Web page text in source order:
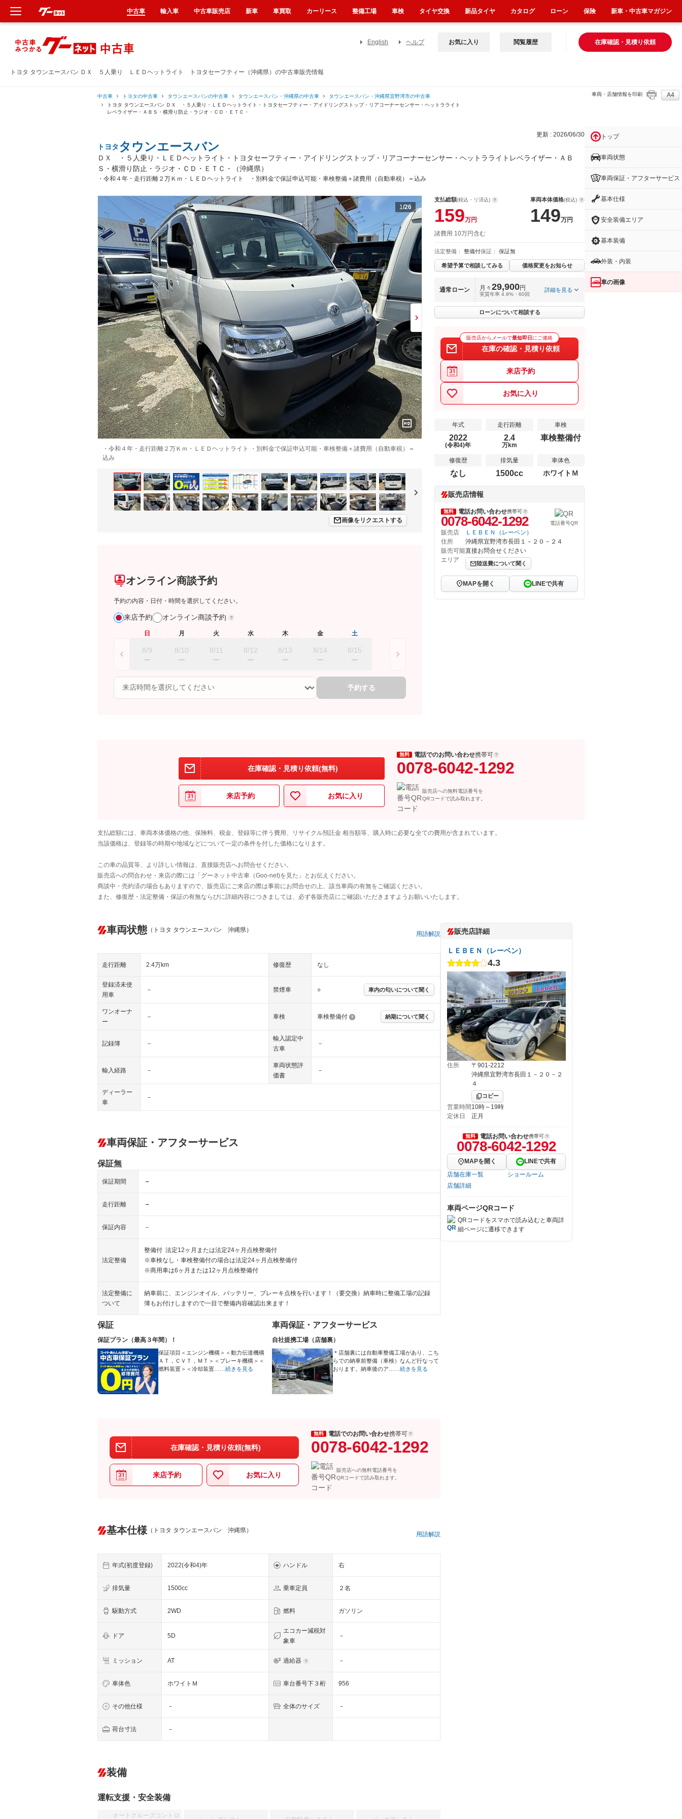
トヨタ タウンエースバン ＤＸ ５人乗り ＬＥＤヘットライト トヨタセーフティー（沖縄県）の中古車販売情報
English ヘルプ 在庫確認・見積り依頼
お気に入り 閲覧履歴
中古車 トヨタの中古車 タウンエースバンの中古車 タウンエースバン・沖縄県の中古車
タウンエースバン・沖縄県宜野湾市の中古車
トヨタ タウンエースバン ＤＸ ・５人乗り・ＬＥＤヘットライト・トヨタセーフティー・アイドリングストップ・リアコーナーセンサー・ヘットラライト
レベライザー・ＡＢＳ・横滑り防止・ラジオ・ＣＤ・ＥＴＣ・
車両・店舗情報を印刷 A4
更新 : 2026/06/30
トヨタ タウンエースバン
ＤＸ ・５人乗り・ＬＥＤヘットライト・トヨタセーフティー・アイドリングストップ・リアコーナーセンサー・ヘットラライトレベライザー・ＡＢ
Ｓ・横滑り防止・ラジオ・ＣＤ・ＥＴＣ・（沖縄県）
・令和４年・走行距離２万Ｋｍ・ＬＥＤヘットライト ・別料金で保証申込可能・車検整備＋諸費用（自動車税）＝込み
1/26
・令和４年・走行距離２万Ｋｍ・ＬＥＤヘットライト ・別料金で保証申込可能・車検整備＋諸費用（自動車税）＝
込み
画像をリクエストする
オンライン商談予約
予約の内容・日付・時間を選択してください。
来店予約 オンライン商談予約
日
8/9
月
8/10
火
8/11
水
8/12
木
8/13
金
8/14
土
8/15
予約する
支払総額(税込・リ済込)
159万円
車両本体価格(税込)
149万円
諸費用 10万円含む
法定整備： 整備付保証： 保証無
希望予算で相談してみる 価格変更をお知らせ
通常ローン 月々29,900円
実質年率 4.9%・60回
詳細を見る
ローンについて相談する
販売店からメールで最短即日 にご連絡
在庫の確認・見積り依頼
来店予約
お気に入り
年式
2022
(令和4)年
走行距離
2.4
万km
車検
車検整備付
修復歴
なし
排気量
1500cc
車体色
ホワイトＭ
販売店情報
無料 電話お問い合わせ携帯可
0078-6042-1292 電話番号QR
販売店
ＬＥＢＥＮ（レーベン）
住所
沖縄県宜野湾市長田１－２０－２４
販売可能
エリア
直接お問合せください
陸送費について聞く
MAPを開く LINEで共有
在庫確認・見積り依頼(無料)
来店予約 お気に入り
無料 電話でのお問い合わせ携帯可
0078-6042-1292
販売店への無料電話番号を
QRコードで読み取れます。
支払総額には、車両本体価格の他、保険料、税金、登録等に伴う費用、リサイクル預託金 相当額等、購入時に必要な全ての費用が含まれています。
当該価格は、登録等の時期や地域などについて一定の条件を付した価格になります。
この車の品質等、より詳しい情報は、直接販売店へお問合せください。
販売店への問合わせ・来店の際には「グーネット中古車（Goo-net)を見た」とお伝えください。
商談中・売約済の場合もありますので、販売店にご来店の際は事前にお問合せの上、該当車両の有無をご確認ください。
また、修復歴・法定整備・保証の有無ならびに詳細内容につきましては、必ず各販売店にご確認いただきますようお願いいたします。
車両状態 （トヨタ タウンエースバン 沖縄県）
用語解説
走行距離 2.4万km 修復歴 なし
登録済未使
用車
－ 禁煙車 ○ 車内の匂いについて聞く
ワンオーナ
ー
－ 車検 車検整備付 納期について聞く
記録簿 －
輸入認定中
古車
－
輸入経路 －
車両状態評
価書
－
ディーラー
車
－
車両保証・アフターサービス
保証無
保証期間 －
走行距離 －
保証内容 －
法定整備
整備付 法定12ヶ月または法定24ヶ月点検整備付
※車検なし・車検整備付の場合は法定24ヶ月点検整備付
※商用車は6ヶ月または12ヶ月点検整備付
法定整備に
ついて
納車前に、エンジンオイル、バッテリー、ブレーキ点検を行います！（要交換）納車時に整備工場の記録
簿もお付けしますので一目で整備内容確認出来ます！
保証
保証プラン（最高３年間）！
保証項目＜エンジン機構＞＜動力伝達機構
ＡＴ，ＣＶＴ，ＭＴ＞＜ブレーキ機構＞＜
燃料装置＞＜冷却装置…
…続きを見る
車両保証・アフターサービス
自社提携工場（店舗裏）
＊店舗裏には自動車整備工場があり、こち
らでの納車前整備（車検）なんど行なって
おります。納車後のア…
…続きを見る
在庫確認・見積り依頼(無料)
来店予約 お気に入り
無料 電話でのお問い合わせ携帯可
0078-6042-1292
販売店への無料電話番号を
QRコードで読み取れます。
基本仕様 （トヨタ タウンエースバン 沖縄県）
用語解説
年式(初度登録) 2022(令和4)年 ハンドル 右
排気量 1500cc 乗車定員 ２名
駆動方式 2WD 燃料 ガソリン
ドア 5D
エコカー減税対
象車
－
ミッション AT 過給器 －
車体色 ホワイトＭ 車台番号下３桁 956
その他仕様 － 全体のサイズ －
荷台寸法 －
装備
運転支援・安全装備
オートクルーズコントロ
販売店詳細
ＬＥＢＥＮ（レーベン）
4.3
住所
〒901-2212
沖縄県宜野湾市長田１－２０－２
４
コピー
営業時間10時～19時
定休日
正月
無料 電話お問い合わせ携帯可
0078-6042-1292
MAPを開く
LINEで共有
店舗在庫一覧
ショールーム
店舗詳細
車両ページQRコード
QRコードをスマホで読み込むと車両詳
細ページに遷移できます
トップ
車両状態
車両保証・アフターサービス
基本仕様
安全装備エリア
基本装備
外装・内装
車の画像
中古車 輸入車 中古車販売店 新車 車買取 カーリース 整備工場 車検 タイヤ交換 新品タイヤ カタログ ローン 保険 新車・中古車マガジン
新車
中古車